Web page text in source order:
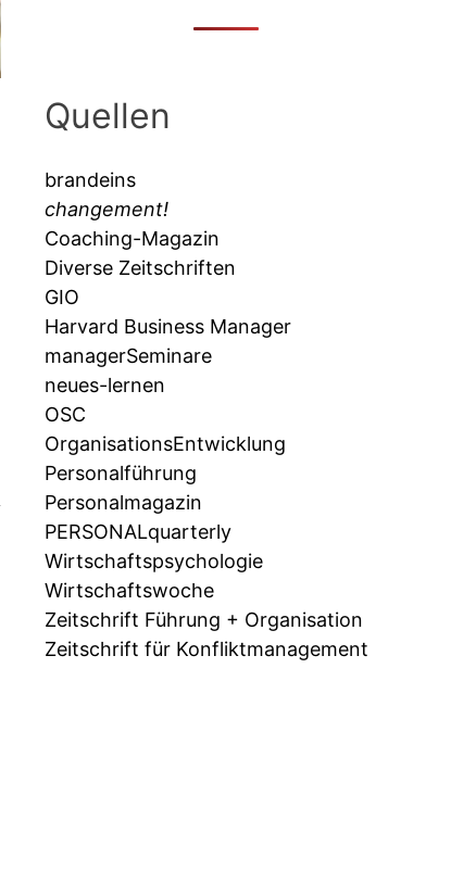
Quellen
brandeins
changement!
Coaching-Magazin
Diverse Zeitschriften
GIO
Harvard Business Manager
managerSeminare
neues-lernen
OSC
OrganisationsEntwicklung
Personalführung
Personalmagazin
PERSONALquarterly
Wirtschaftspsychologie
Wirtschaftswoche
Zeitschrift Führung + Organisation
Zeitschrift für Konfliktmanagement